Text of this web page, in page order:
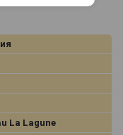
La Lagune